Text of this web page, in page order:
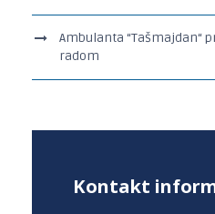
Ambulanta “Tašmajdan“
radom
Kontakt